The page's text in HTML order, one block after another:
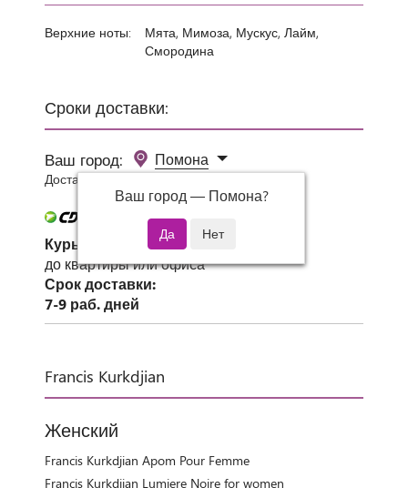
Сроки доставки:
Ваш город:
Помона
Ваш город — Помона?
Доставка 0 руб при заказе от 3000 руб.
Курьер СДЭК
до квартиры или офиса
Срок доставки:
7-9 раб. дней
Francis Kurkdjian
Женский
Francis Kurkdjian Apom Pour Femme
Francis Kurkdjian Lumiere Noire for women
Верхние ноты:
Мята, Мимоза, Мускус, Лайм,
Смородина